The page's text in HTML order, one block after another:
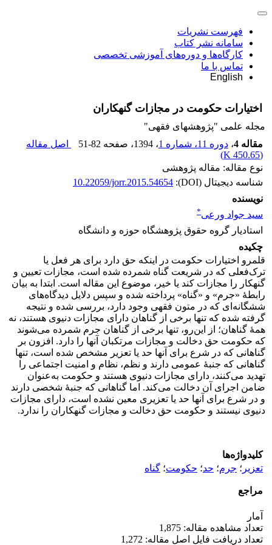
فهرست نشریات
سامانه نشر کتاب
کارگاه‌ها و دوره‌های آموزشی تخصصی
تماس با ما
English
اختیارات حکومت در مجازات گنهکاران
مجله علمی "پژوهشهای فقهی"
مقاله 4
، دوره 11، شماره 1 ، 1394 ، صفحه 51-82
اصل مقاله
(
450.65 K
)
نوع مقاله: مقاله پژوهشی
شناسه دیجیتال (DOI):
10.22059/jorr.2015.54654
نویسنده
سید جواد ورعی*
استادیار گروه حقوق پژوهشگاه حوزه و دانشگاه
چکیده
قلمرو اختیارات حکومت در اینکه حق دارد برای هر فعل یا
ترک‌فعلی که در شریعت گناه شمرده شده است، مجازات تعیین و
گنهکار را مجازات کند یا خیر، موضوع این مقاله است. ابتدا به بیان
رابطۀ «جرم» و «گناه» پرداخته شده و سپس دلایل دیدگاه‌های
ششگانه‌ای که در متون فقهی وجود دارد، بررسی شده و نتیجه
گرفته شده که تنها برخی از گناهان دارای مجازات دنیوی هستند، نه
همۀ گناهان؛ از این‌رو، تنها برخی از گناهان جرم شمرده می‌شوند
که حکومت حق دخالت و مجازات مرتکبان آنها را دارد. افزون بر
گناهانی که در شرع برای آنها حد یا تعزیر مشخص شده است، تنها
گناهانی که جنبۀ عمومی دارند و نظم، نظام و امنیت اجتماعی را
تهدید می‌کنند، دارای مجازات دنیوی هستند و حکومت به‌عنوان
ضامن اجرای آن دخالت می‌کند. اما گناهانی که جنبۀ شخصی دارند
و در شرع برای آنها حد یا تعزیری معین نشده است، دارای مجازات
دنیوی نیستند و حکومت حق دخالت و مجازات گنهکاران را ندارد.
کلیدواژه‌ها
تعزیر ؛ جرم؛ حد؛ حکومت؛ گناه
مراجع
آمار
تعداد مشاهده مقاله: 1,875
تعداد دریافت فایل اصل مقاله: 1,272